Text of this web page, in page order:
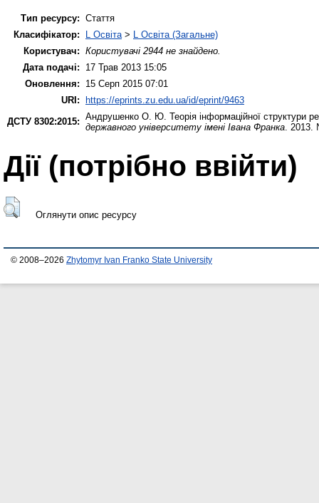
Тип ресурсу: Стаття
Класифікатор:
L Освіта > L Освіта (Загальне)
Користувач: Користувачі 2944 не знайдено.
Дата подачі:
17 Трав 2013 15:05
Оновлення:
15 Серп 2015 07:01
URI: https://eprints.zu.edu.ua/id/eprint/9463
ДСТУ 8302:2015: Андрушенко О. Ю. Теорія інформаційної структури
державного університету імені Івана Франка .
Дії ​​(потрібно ввійти)
Оглянути опис ресурсу
© 2008–2026 Zhytomyr Ivan Franko State University